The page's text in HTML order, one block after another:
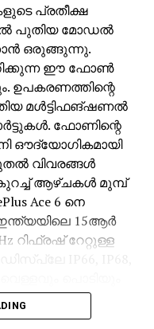
പ്രതീക്ഷ
പുതിയ മോഡല്‍
ഒരുങ്ങുന്നു.
ഈ ഫോണ്‍
ഉപകരണത്തിന്റെ
മള്‍ട്ടിഫങ്ഷണല്‍
ഫോണിന്റെ
വിവരങ്ങള്‍
ആഴ്ചകള്‍ മുമ്പ്
Ace 6 നെ
15ആര്‍
റേറ്റുള്ള
OIS പ്രൈമറി
16MP ഫ്രണ്ട്്